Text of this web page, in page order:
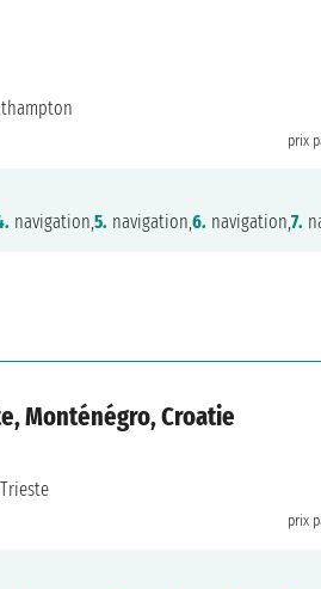
prix
navigation,5. navigation,6. navigation,7.
Monténégro, Croatie
prix
Trieste